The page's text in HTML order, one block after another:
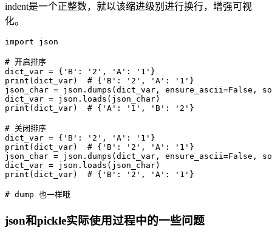
indent是一个正整数，就以该缩进级别进行换行，增强可视
化。
import json
# 开启排序
dict_var = {'B': '2', 'A': '1'}
print(dict_var)  # {'B': '2', 'A': '1'}
json_char = json.dumps(dict_var, ensure_ascii=False,
dict_var = json.loads(json_char)
print(dict_var)  # {'A': '1', 'B': '2'}
# 关闭排序
dict_var = {'B': '2', 'A': '1'}
print(dict_var)  # {'B': '2', 'A': '1'}
json_char = json.dumps(dict_var, ensure_ascii=False,
dict_var = json.loads(json_char)
print(dict_var)  # {'B': '2', 'A': '1'}
json和pickle实际使用过程中的一些问题